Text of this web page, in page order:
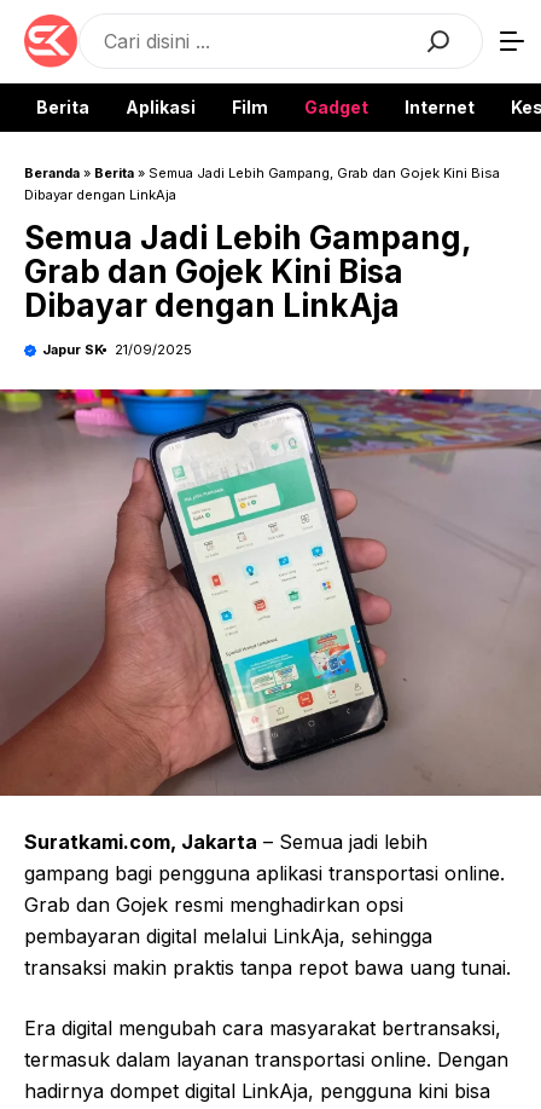
Langsung
Berita Aplikasi Film Gadget Internet
Beranda » Berita » Semua Jadi Lebih Gampang, Grab dan Gojek Kini Bisa
Dibayar dengan LinkAja
Semua Jadi Lebih Gampang,
Grab dan Gojek Kini Bisa
Dibayar dengan LinkAja
Japur SK 21/09/2025
Suratkami.com, Jakarta – Semua jadi lebih
gampang bagi pengguna aplikasi transportasi online.
Grab dan Gojek resmi menghadirkan opsi
pembayaran digital melalui LinkAja, sehingga
transaksi makin praktis tanpa repot bawa uang tunai.
Era digital mengubah cara masyarakat bertransaksi,
termasuk dalam layanan transportasi online. Dengan
hadirnya dompet digital LinkAja, pengguna kini bisa